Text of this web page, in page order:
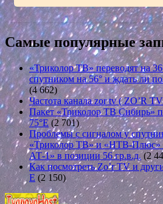
Самые популярные
«Триколор ТВ» переводят на
спутником на 56° и ждать ли
(4 662)
Частота канала zor tv ( ZO’R
Пакет «Триколор ТВ Сибирь»
75°E (2 701)
Проблемы с сигналом у
«Триколор ТВ» и «НТВ-Плюс»
АТ-1» в позиции 56 гр.в.д. (2
Как посмотреть Zo’r TV и
E (2 150)